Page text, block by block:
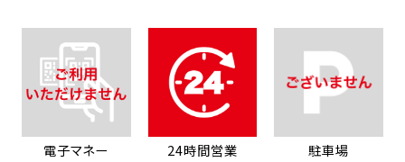
電子マネー 24時間営業 駐車場